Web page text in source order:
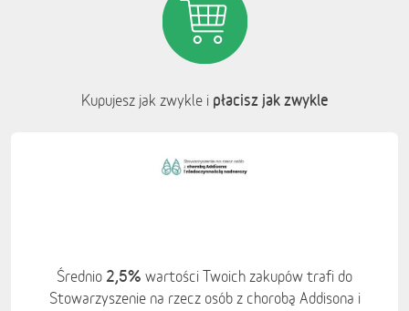
Kupujesz jak zwykle i płacisz jak zwykle
Średnio 2,5% wartości Twoich zakupów trafi do
Stowarzyszenie na rzecz osób z chorobą Addisona i